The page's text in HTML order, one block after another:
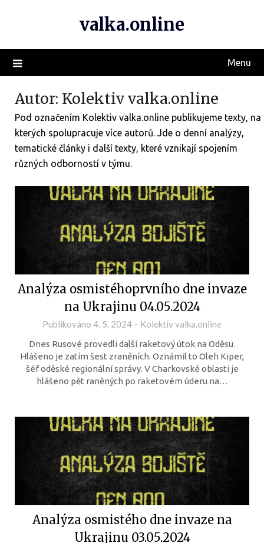
valka.online
Menu
Autor: Kolektiv valka.online
Pod označením Kolektiv valka.online publikujeme texty, na
kterých spolupracuje více autorů. Jde o denní analýzy,
tematické články i další texty, které vznikají spojením
různých odborností v týmu.
Analýza osmistéhoprvního dne invaze
na Ukrajinu 04.05.2024
Publikováno 4. 5. 2024 – Kolektiv valka.online
Dnes Rusové provedli další raketový útok na Oděsu.
Hlášeno je zatím šest zraněních. Oznámil to Oleh Kiper,
šéf oděské regionální správy. V Charkovské oblasti je
hlášeno pět raněných po raketovém úderu na…
Analýza osmistého dne invaze na
Ukrajinu 03.05.2024